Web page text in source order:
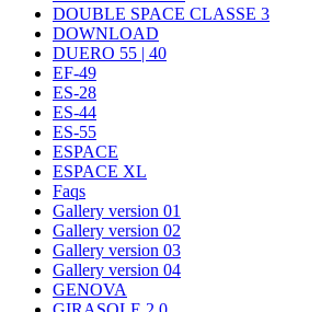
DOUBLE SPACE CLASSE 3
DOWNLOAD
DUERO 55 | 40
EF-49
ES-28
ES-44
ES-55
ESPACE
ESPACE XL
Faqs
Gallery version 01
Gallery version 02
Gallery version 03
Gallery version 04
GENOVA